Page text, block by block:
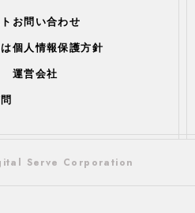
お問い合わせ
個人情報保護方針
運営会社
Serve Corporation